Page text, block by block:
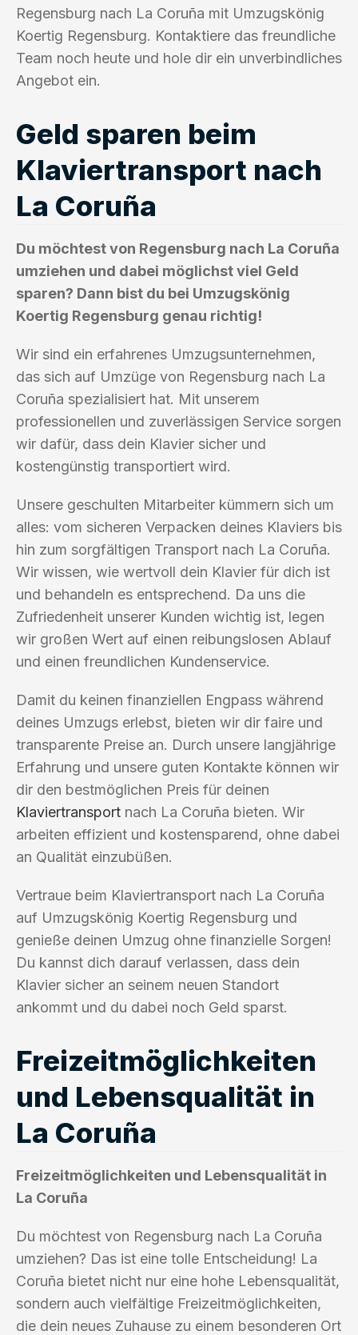
Regensburg nach La Coruña mit Umzugskönig
Koertig Regensburg. Kontaktiere das freundliche
Team noch heute und hole dir ein unverbindliches
Angebot ein.
Geld sparen beim
Klaviertransport nach
La Coruña
Du möchtest von Regensburg nach La Coruña
umziehen und dabei möglichst viel Geld
sparen? Dann bist du bei Umzugskönig
Koertig Regensburg genau richtig!
Wir sind ein erfahrenes Umzugsunternehmen,
das sich auf Umzüge von Regensburg nach La
Coruña spezialisiert hat. Mit unserem
professionellen und zuverlässigen Service sorgen
wir dafür, dass dein Klavier sicher und
kostengünstig transportiert wird.
Unsere geschulten Mitarbeiter kümmern sich um
alles: vom sicheren Verpacken deines Klaviers bis
hin zum sorgfältigen Transport nach La Coruña.
Wir wissen, wie wertvoll dein Klavier für dich ist
und behandeln es entsprechend. Da uns die
Zufriedenheit unserer Kunden wichtig ist, legen
wir großen Wert auf einen reibungslosen Ablauf
und einen freundlichen Kundenservice.
Damit du keinen finanziellen Engpass während
deines Umzugs erlebst, bieten wir dir faire und
transparente Preise an. Durch unsere langjährige
Erfahrung und unsere guten Kontakte können wir
dir den bestmöglichen Preis für deinen
Klaviertransport nach La Coruña bieten. Wir
arbeiten effizient und kostensparend, ohne dabei
an Qualität einzubüßen.
Vertraue beim Klaviertransport nach La Coruña
auf Umzugskönig Koertig Regensburg und
genieße deinen Umzug ohne finanzielle Sorgen!
Du kannst dich darauf verlassen, dass dein
Klavier sicher an seinem neuen Standort
ankommt und du dabei noch Geld sparst.
Freizeitmöglichkeiten
und Lebensqualität in
La Coruña
Freizeitmöglichkeiten und Lebensqualität in
La Coruña
Du möchtest von Regensburg nach La Coruña
umziehen? Das ist eine tolle Entscheidung! La
Coruña bietet nicht nur eine hohe Lebensqualität,
sondern auch vielfältige Freizeitmöglichkeiten,
die dein neues Zuhause zu einem besonderen Ort